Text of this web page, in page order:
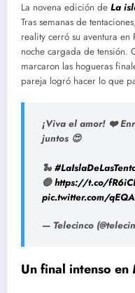
La novena edición de La
Tras semanas de
reality cerró su aventura
noche cargada de tensión.
marcaron las hogueras
pareja logró hacer lo que
¡Viva el amor! ❤️
juntos 😍
🐍
🔵https://t.co/
pic.twitter.com/
— Telecinco
Un final intenso en